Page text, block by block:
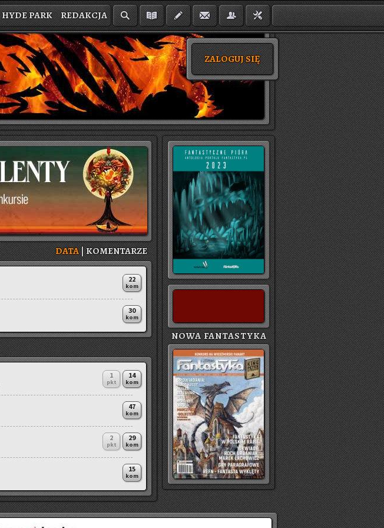
HYDE PARK REDAKCJA
ZALOGUJ SIĘ
DATA|KO­MEN­TA­RZE
22
kom
30
kom
14
kom
1
pkt
47
kom
29
kom
2
pkt
15
kom
NOWA FANTASTYKA